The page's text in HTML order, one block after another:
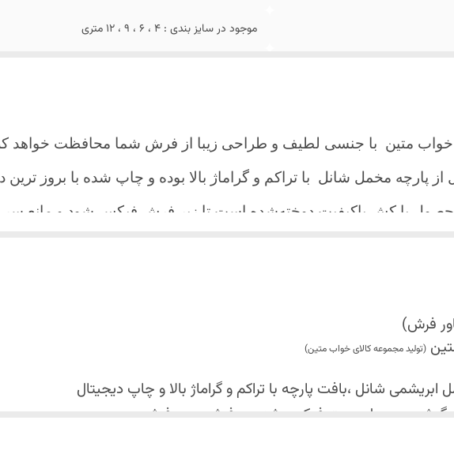
موجود در سایز بندی : 4 ، 6 ، 9 ، 12 متری
خواب متین با جنسی لطیف و طراحی زیبا از فرش شما محافظت خواهد
پارچه مخمل شانل با تراکم و گراماژ بالا بوده و چاپ شده با بروز
با کش باکیفیت دوخته‌شده است تا زیر فرش فیکس شود و مانع
خشک شویی شود
های خانگی بلامانع می باشد فقط به صورت جدا گانه شسته شود
ملایم)
و آنزیم دار(دانه آبی) استفاده نشود. (بهترین ماده شوینده رنگین شوی+
فرش)
(تولید مجموعه کالای خواب متین)
شانل ،بافت پارچه با تراکم و گراماژ بالا و چاپ دیجیتال
گوشه محصول جهت فیکس شدن روفرشی روی فرش